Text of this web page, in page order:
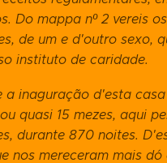
Do mappa nº 2 vereis
de um e d'outro sexo,
instituto de caridade.
a inaguração d'esta
quasi 15 mezes, aqui
durante 870 noites.
nos mereceram mais dó